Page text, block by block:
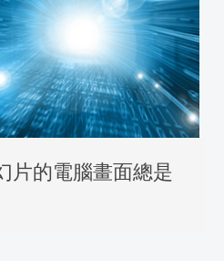
片的電腦畫面總是